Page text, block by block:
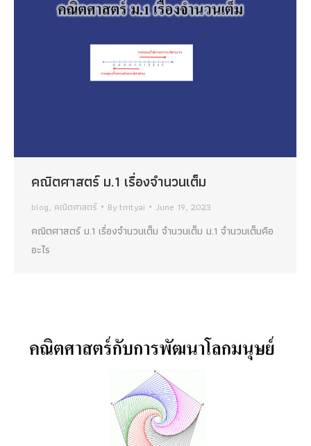
คณิตศาสตร์ ม.1 เรื่องจำนวนเต็ม
blog, คณิตศาสตร์ Bytmtyai June 19, 2023
คณิตศาสตร์ ม.1 เรื่องจำนวนเต็ม จำนวนเต็ม ม.1 จำนวนเต็มคือ
อะไร